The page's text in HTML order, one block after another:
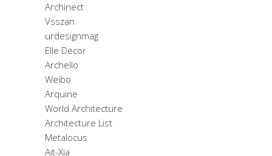
Archinect
Vsszan
urdesignmag
Elle Decor
Archello
Weibo
Arquine
World Architecture
Architecture List
Metalocus
Ait-Xia